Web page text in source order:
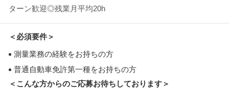
ターン歓迎◎残業月平均20h
＜必須要件＞
測量業務の経験をお持ちの方
普通自動車免許第一種をお持ちの方
＜こんな方からのご応募お待ちしております＞